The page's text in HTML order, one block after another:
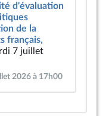
d'évaluation
de la
français,
7 juillet
2026 à 17h00